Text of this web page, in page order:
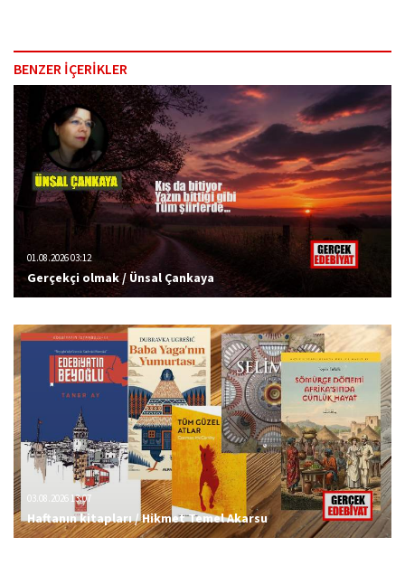
BENZER İÇERİKLER
01.08.2026 03:12
Gerçekçi olmak / Ünsal Çankaya
03.08.2026 13:07
Haftanın kitapları / Hikmet Temel Akarsu